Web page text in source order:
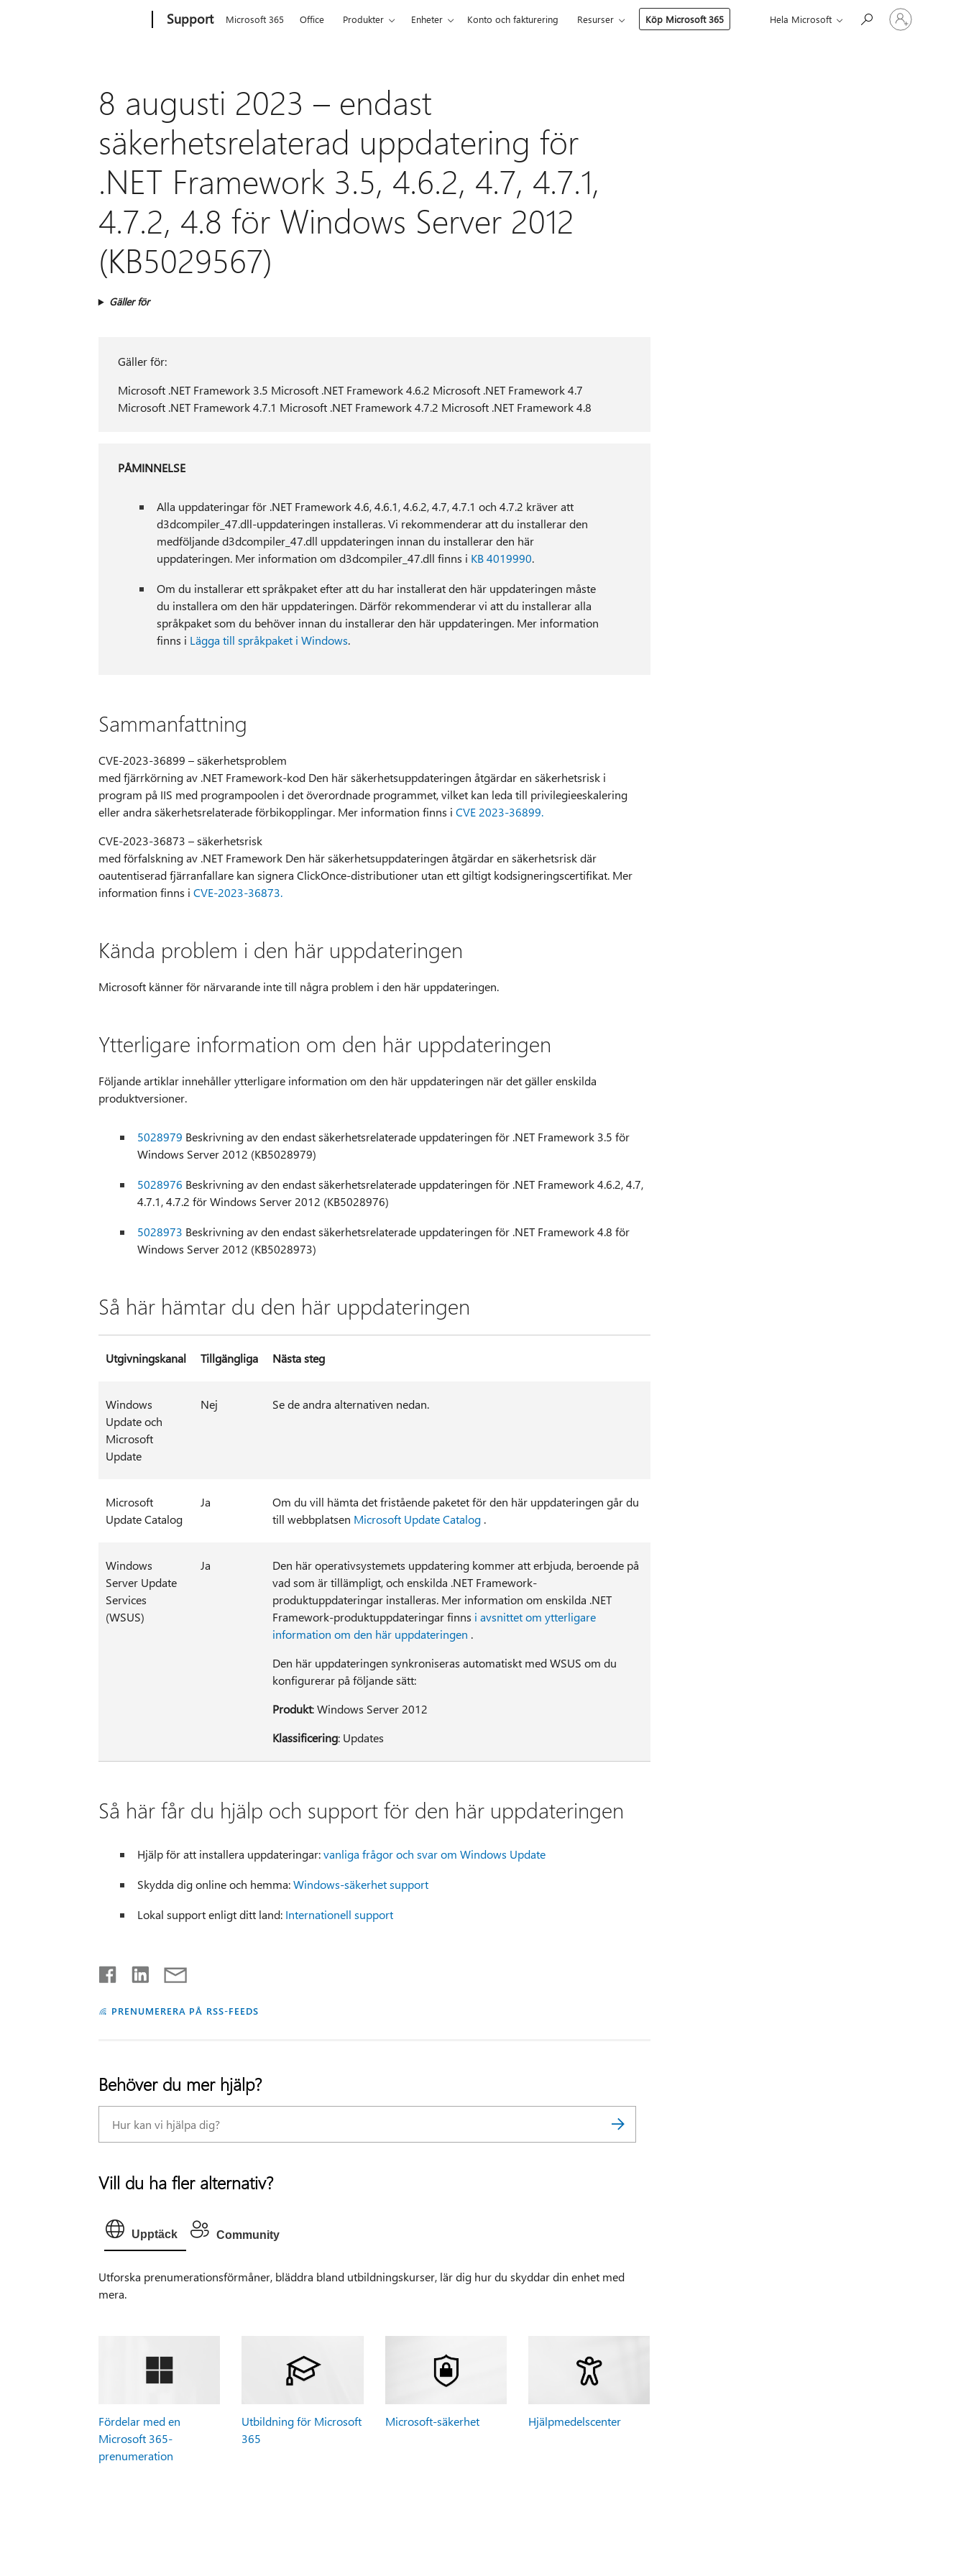
Support Microsoft 365 Office Produkter Enheter Konto och fakturering Resurser Köp Microsoft 365 Hela Microsoft
Logga
in
8 augusti 2023 – endast
säkerhetsrelaterad uppdatering för
.NET Framework 3.5, 4.6.2, 4.7, 4.7.1,
4.7.2, 4.8 för Windows Server 2012
(KB5029567)
Gäller för
Gäller för:
Microsoft .NET Framework 3.5 Microsoft .NET Framework 4.6.2 Microsoft .NET Framework 4.7
Microsoft .NET Framework 4.7.1 Microsoft .NET Framework 4.7.2 Microsoft .NET Framework 4.8
PÅMINNELSE
Alla uppdateringar för .NET Framework 4.6, 4.6.1, 4.6.2, 4.7, 4.7.1 och 4.7.2 kräver att
d3dcompiler_47.dll-uppdateringen installeras. Vi rekommenderar att du installerar den
medföljande d3dcompiler_47.dll uppdateringen innan du installerar den här
uppdateringen. Mer information om d3dcompiler_47.dll finns i KB 4019990.
Om du installerar ett språkpaket efter att du har installerat den här uppdateringen måste
du installera om den här uppdateringen. Därför rekommenderar vi att du installerar alla
språkpaket som du behöver innan du installerar den här uppdateringen. Mer information
finns i Lägga till språkpaket i Windows.
Sammanfattning
CVE-2023-36899 – säkerhetsproblem
med fjärrkörning av .NET Framework-kod Den här säkerhetsuppdateringen åtgärdar en säkerhetsrisk i
program på IIS med programpoolen i det överordnade programmet, vilket kan leda till privilegieeskalering
eller andra säkerhetsrelaterade förbikopplingar. Mer information finns i CVE 2023-36899.
CVE-2023-36873 – säkerhetsrisk
med förfalskning av .NET Framework Den här säkerhetsuppdateringen åtgärdar en säkerhetsrisk där
oautentiserad fjärranfallare kan signera ClickOnce-distributioner utan ett giltigt kodsigneringscertifikat. Mer
information finns i CVE-2023-36873.
Kända problem i den här uppdateringen
Microsoft känner för närvarande inte till några problem i den här uppdateringen.
Ytterligare information om den här uppdateringen
Följande artiklar innehåller ytterligare information om den här uppdateringen när det gäller enskilda
produktversioner.
5028979 Beskrivning av den endast säkerhetsrelaterade uppdateringen för .NET Framework 3.5 för
Windows Server 2012 (KB5028979)
5028976 Beskrivning av den endast säkerhetsrelaterade uppdateringen för .NET Framework 4.6.2, 4.7,
4.7.1, 4.7.2 för Windows Server 2012 (KB5028976)
5028973 Beskrivning av den endast säkerhetsrelaterade uppdateringen för .NET Framework 4.8 för
Windows Server 2012 (KB5028973)
Så här hämtar du den här uppdateringen
Utgivningskanal Tillgängliga Nästa steg
Windows
Update och
Microsoft
Update
Nej Se de andra alternativen nedan.
Microsoft
Update Catalog
Ja
Om du vill hämta det fristående paketet för den här uppdateringen går du
till webbplatsen Microsoft Update Catalog.
Windows
Server Update
Services
(WSUS)
Ja
Den här operativsystemets uppdatering kommer att erbjuda, beroende på
vad som är tillämpligt, och enskilda .NET Framework-
produktuppdateringar installeras. Mer information om enskilda .NET
Framework-produktuppdateringar finns i avsnittet om ytterligare
information om den här uppdateringen .
Den här uppdateringen synkroniseras automatiskt med WSUS om du
konfigurerar på följande sätt:
Produkt: Windows Server 2012
Klassificering: Updates
Så här får du hjälp och support för den här uppdateringen
Hjälp för att installera uppdateringar:vanliga frågor och svar om Windows Update
Skydda dig online och hemma:Windows-säkerhet support
Lokal support enligt ditt land: Internationell support
PRENUMERERA PÅ RSS-FEEDS
Behöver du mer hjälp?
Vill du ha fler alternativ?
Upptäck Community
Utforska prenumerationsförmåner, bläddra bland utbildningskurser, lär dig hur du skyddar din enhet med
mera.
Fördelar med en
Microsoft 365-
prenumeration
Utbildning för Microsoft
365
Microsoft-säkerhet Hjälpmedelscenter